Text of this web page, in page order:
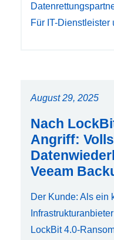
Für IT-Dienstleister
August 29, 2025
Nach
Angriff:
Veeam
Der Kunde: Als ein
LockBit 4.0-